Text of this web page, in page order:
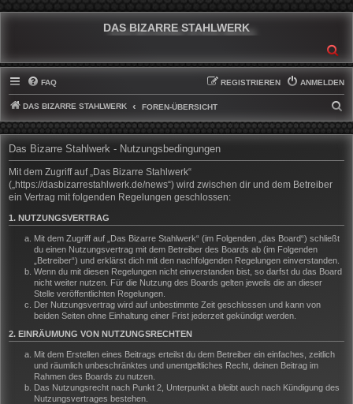
DAS BIZARRE STAHLWERK
FAQ ANMELDEN
REGISTRIEREN
DAS BIZARRE STAHLWERK FOREN-ÜBERSICHT
U
H
Das Bizarre Stahlwerk - Nutzungsbedingungen
Mit dem Zugriff auf „Das Bizarre Stahlwerk“
(„https://dasbizarrestahlwerk.de/news“) wird zwischen dir und dem Betreiber
ein Vertrag mit folgenden Regelungen geschlossen:
1. NUTZUNGSVERTRAG
Mit dem Zugriff auf „Das Bizarre Stahlwerk“ (im Folgenden „das Board“) schließt
du einen Nutzungsvertrag mit dem Betreiber des Boards ab (im Folgenden
„Betreiber“) und erklärst dich mit den nachfolgenden Regelungen einverstanden.
Wenn du mit diesen Regelungen nicht einverstanden bist, so darfst du das Board
nicht weiter nutzen. Für die Nutzung des Boards gelten jeweils die an dieser
Stelle veröffentlichten Regelungen.
Der Nutzungsvertrag wird auf unbestimmte Zeit geschlossen und kann von
beiden Seiten ohne Einhaltung einer Frist jederzeit gekündigt werden.
2. EINRÄUMUNG VON NUTZUNGSRECHTEN
Mit dem Erstellen eines Beitrags erteilst du dem Betreiber ein einfaches, zeitlich
und räumlich unbeschränktes und unentgeltliches Recht, deinen Beitrag im
Rahmen des Boards zu nutzen.
Das Nutzungsrecht nach Punkt 2, Unterpunkt a bleibt auch nach Kündigung des
Nutzungsvertrages bestehen.